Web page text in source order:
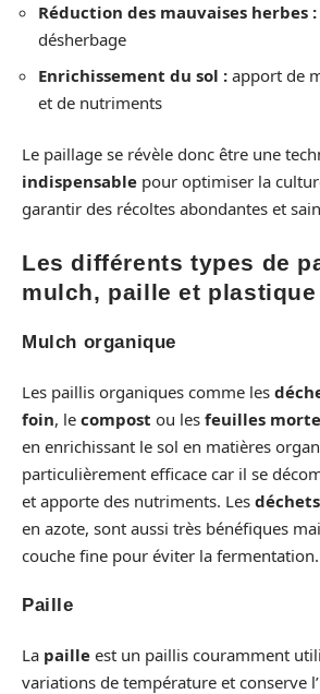
Réduction des mauvaises herbes :
désherbage
Enrichissement du sol : apport de
et de nutriments
Le paillage se révèle donc être une
indispensable pour optimiser la
garantir des récoltes abondantes et
Les différents types de
mulch, paille et plastique
Mulch organique
Les paillis organiques comme les
foin, le compost ou les feuilles
en enrichissant le sol en matières
particulièrement efficace car il se
et apporte des nutriments. Les
en azote, sont aussi très bénéfiques
couche fine pour éviter la fermentation.
Paille
La paille est un paillis couramment
variations de température et conserve